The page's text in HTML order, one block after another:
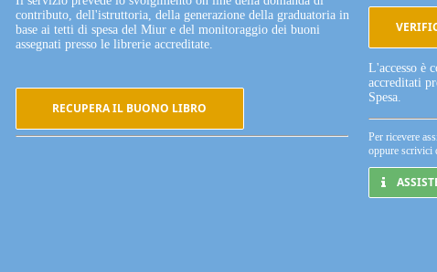
contributo, dell'istruttoria, della generazione della graduatoria in
base ai tetti di spesa del Miur e del monitoraggio dei buoni
assegnati presso le librerie accreditate.
RECUPERA IL BUONO LIBRO
L'accesso è
accreditati
Spesa.
Per ricevere
oppure scrivici